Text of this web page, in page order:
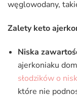
węglowodany,
Zalety keto
Niska
ajerkoniaku
słodzików o
które nie